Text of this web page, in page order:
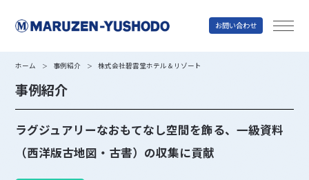
丸善雄松堂
お問い合わせ
ホーム ＞ 事例紹介 ＞ 株式会社碧雲堂ホテル＆リゾート
事例紹介
ラグジュアリーなおもてなし空間を飾る、一級資料
（西洋版古地図・古書）の収集に貢献